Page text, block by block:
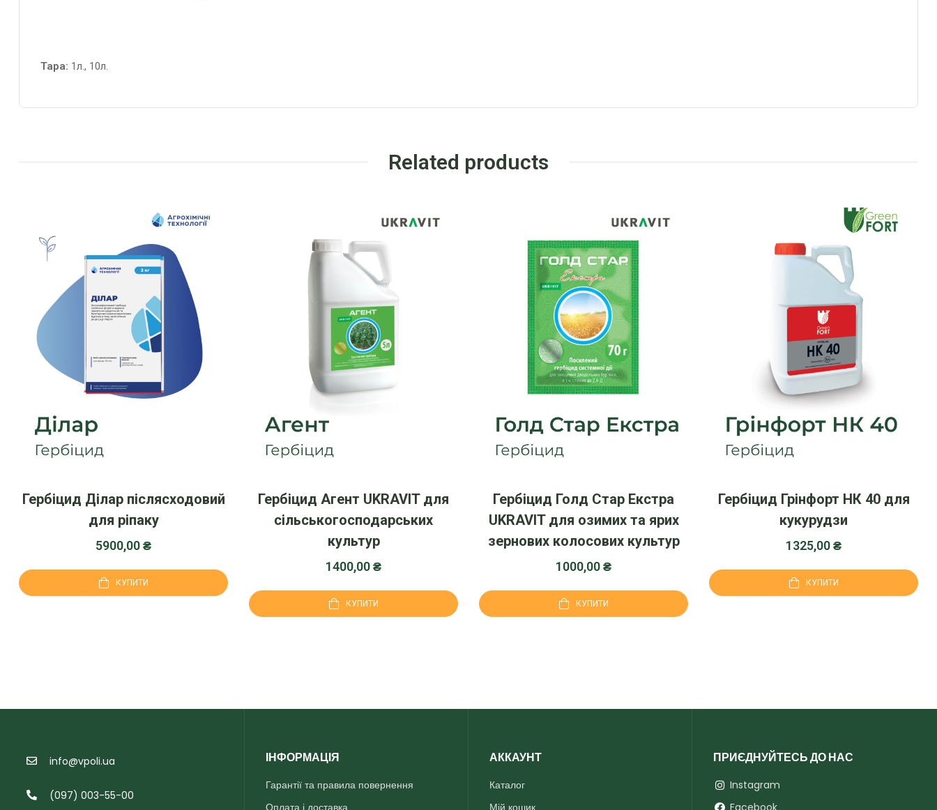
Тара: 1л., 10л.
Related products
Гербіцид Ділар післясходовий
для ріпаку
5900,00₴
КУПИТИ
Гербіцид Агент UKRAVIT для
сільськогосподарських
культур
1400,00₴
КУПИТИ
Гербіцид Голд Стар Екстра
UKRAVIT для озимих та ярих
зернових колосових культур
1000,00₴
КУПИТИ
Гербіцид Грінфорт НК 40 для
кукурудзи
1325,00₴
КУПИТИ
info@vpoli.ua
(097) 003-55-00
ІНФОРМАЦІЯ
Гарантії та правила повернення
АККАУНТ
Каталог
ПРИЄДНУЙТЕСЬ ДО НАС
Instagram